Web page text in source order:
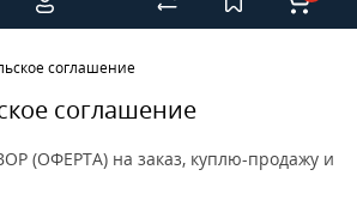
соглашение
соглашение
(ОФЕРТА) на заказ, куплю-продажу и